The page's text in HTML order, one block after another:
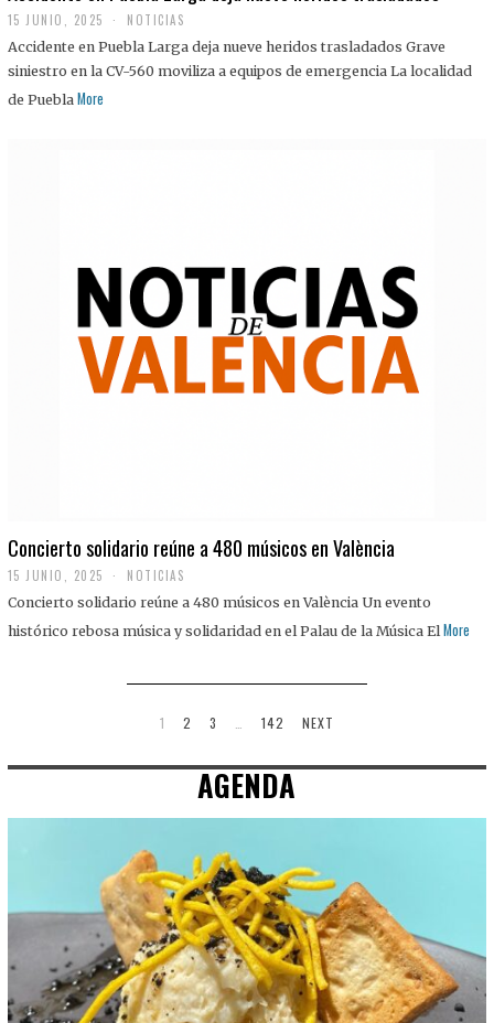
15 JUNIO, 2025 NOTICIAS
Accidente en Puebla Larga deja nueve heridos trasladados Grave
siniestro en la CV-560 moviliza a equipos de emergencia La localidad
de Puebla More
Concierto solidario reúne a 480 músicos en València
15 JUNIO, 2025 NOTICIAS
Concierto solidario reúne a 480 músicos en València Un evento
histórico rebosa música y solidaridad en el Palau de la Música El More
1 2 3 142 NEXT
AGENDA